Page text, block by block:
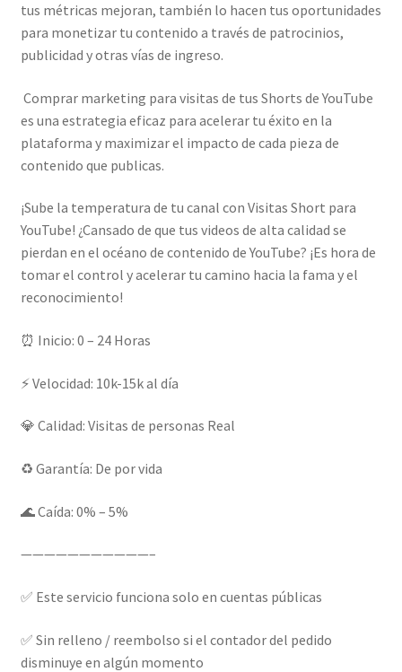
tus métricas mejoran, también lo hacen tus oportunidades
para monetizar tu contenido a través de patrocinios,
publicidad y otras vías de ingreso.
Comprar marketing para visitas de tus Shorts de YouTube
es una estrategia eficaz para acelerar tu éxito en la
plataforma y maximizar el impacto de cada pieza de
contenido que publicas.
¡Sube la temperatura de tu canal con Visitas Short para
YouTube! ¿Cansado de que tus videos de alta calidad se
pierdan en el océano de contenido de YouTube? ¡Es hora de
tomar el control y acelerar tu camino hacia la fama y el
reconocimiento!
⏰ Inicio: 0 – 24 Horas
⚡ Velocidad: 10k-15k al día
💎 Calidad: Visitas de personas Real
♻️ Garantía: De por vida
🌊 Caída: 0% – 5%
———————————–
✅ Este servicio funciona solo en cuentas públicas
✅ Sin relleno / reembolso si el contador del pedido
disminuye en algún momento